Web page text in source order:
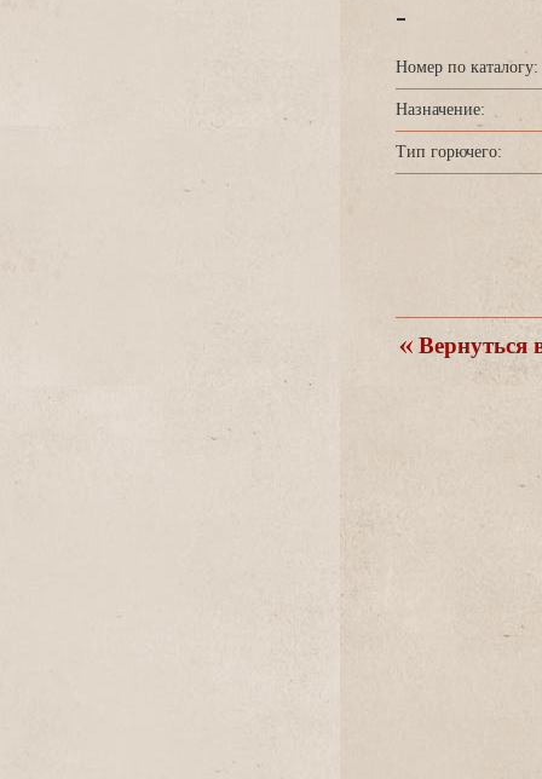
-
Номер по каталогу:
Назначение:
Тип горючего:
ернуться